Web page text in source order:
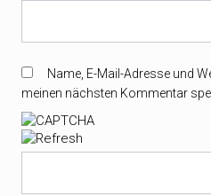
Name, E-Mail-Adresse und
meinen nächsten Kommentar